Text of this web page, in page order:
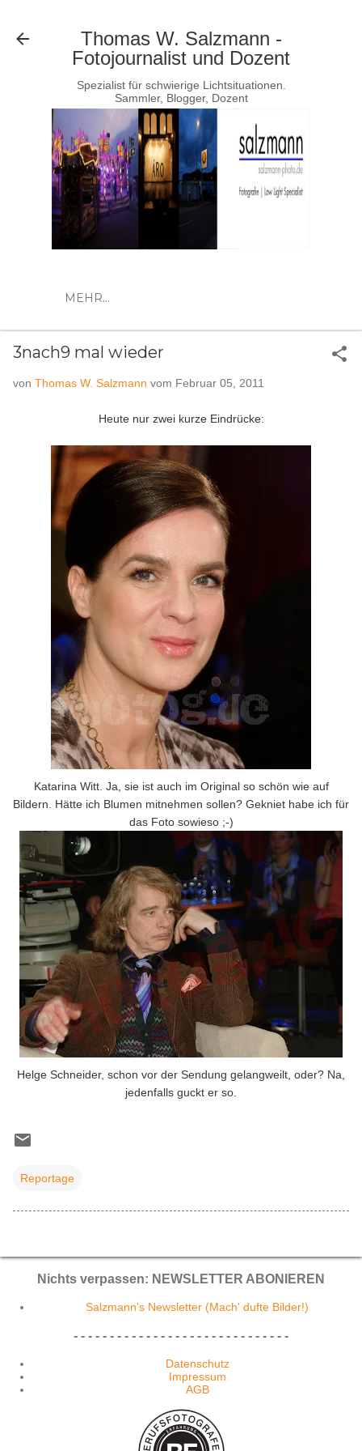
Thomas W. Salzmann -
Fotojournalist und Dozent
Spezialist für schwierige Lichtsituationen.
Sammler, Blogger, Dozent
MEHR…
3nach9 mal wieder
von Thomas W. Salzmann vom Februar 05, 2011
Heute nur zwei kurze Eindrücke:
Katarina Witt. Ja, sie ist auch im Original so schön wie auf
Bildern. Hätte ich Blumen mitnehmen sollen? Gekniet habe ich für
das Foto sowieso ;-)
Helge Schneider, schon vor der Sendung gelangweilt, oder? Na,
jedenfalls guckt er so.
Reportage
Nichts verpassen: NEWSLETTER ABONIEREN
Salzmann's Newsletter (Mach' dufte Bilder!)
- - - - - - - - - - - - - - - - - - - - - - - - - - - - - -
Datenschutz
Impressum
AGB